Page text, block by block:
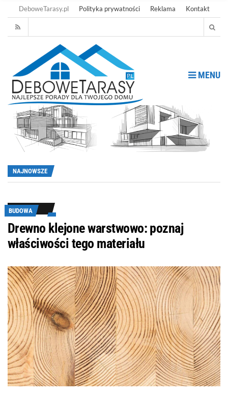
DeboweTarasy.pl Polityka prywatności Reklama Kontakt
MENU
NAJNOWSZE
BUDOWA
Drewno klejone warstwowo: poznaj
właściwości tego materiału